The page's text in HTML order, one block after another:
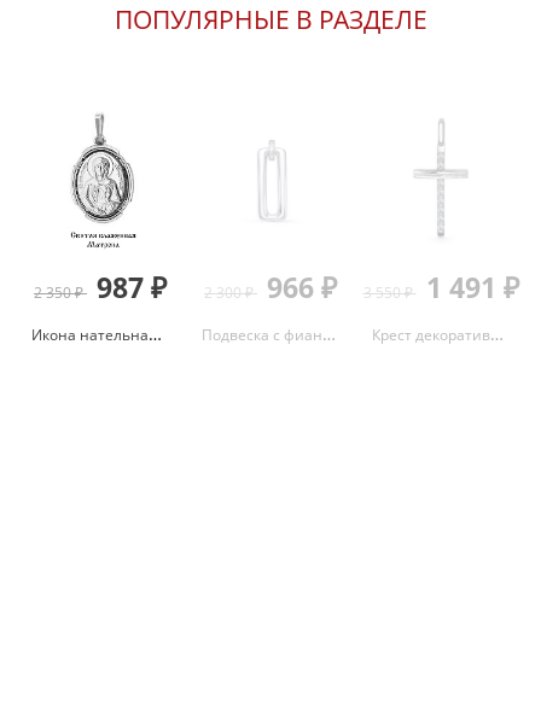
ПОПУЛЯРНЫЕ В РАЗДЕЛЕ
2 350 ₽ 987 ₽
Икона нательная Матрона из серебра 925 с родированием 10934.5
2 300 ₽ 966 ₽
Подвеска с фианитами из серебра 925 с родированием с0300407
3 550 ₽ 1 491 ₽
Крест декоративный с фианитами из серебра 925 с родированием 03-3632/00КЦ-00